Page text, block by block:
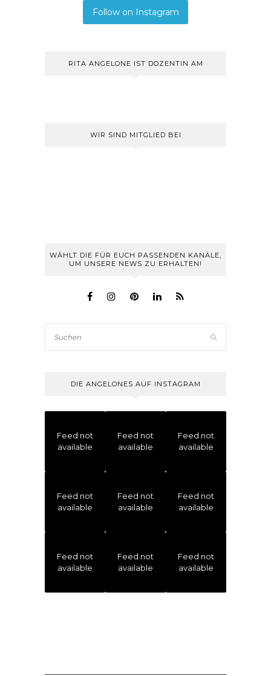
Follow on Instagram
RITA ANGELONE IST DOZENTIN AM
WIR SIND MITGLIED BEI
WÄHLT DIE FÜR EUCH PASSENDEN KANÄLE,
UM UNSERE NEWS ZU ERHALTEN!
DIE ANGELONES AUF INSTAGRAM
Feed not
available
Feed not
available
Feed not
available
Feed not
available
Feed not
available
Feed not
available
Feed not
available
Feed not
available
Feed not
available